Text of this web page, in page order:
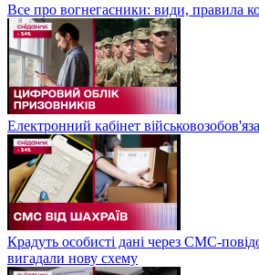
Все про вогнегасники: види, правила
Електронний кабінет
Крадуть особисті дані через СМС-
вигадали нову схему